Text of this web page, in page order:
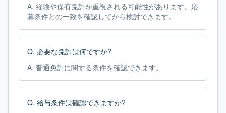
A. 経験や保有免許が重視される可能性があります。応
募条件との一致を確認してから検討できます。
Q. 必要な免許は何ですか?
A. 普通免許に関する条件を確認できます。
Q. 給与条件は確認できますか?